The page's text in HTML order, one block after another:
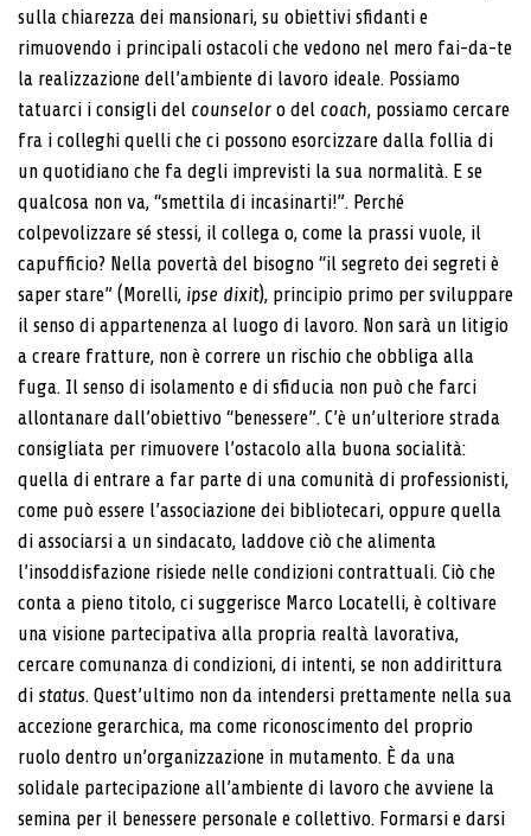
sulla chiarezza dei mansionari, su obiettivi sfidanti e
rimuovendo i principali ostacoli che vedono nel mero fai-da-te
la realizzazione dell’ambiente di lavoro ideale. Possiamo
tatuarci i consigli del counselor o del coach, possiamo cercare
fra i colleghi quelli che ci possono esorcizzare dalla follia di
un quotidiano che fa degli imprevisti la sua normalità. E se
qualcosa non va, “smettila di incasinarti!”. Perché
colpevolizzare sé stessi, il collega o, come la prassi vuole, il
capufficio? Nella povertà del bisogno “il segreto dei segreti è
saper stare” (Morelli, ipse dixit), principio primo per sviluppare
il senso di appartenenza al luogo di lavoro. Non sarà un litigio
a creare fratture, non è correre un rischio che obbliga alla
fuga. Il senso di isolamento e di sfiducia non può che farci
allontanare dall’obiettivo “benessere”. C’è un’ulteriore strada
consigliata per rimuovere l’ostacolo alla buona socialità:
quella di entrare a far parte di una comunità di professionisti,
come può essere l’associazione dei bibliotecari, oppure quella
di associarsi a un sindacato, laddove ciò che alimenta
l’insoddisfazione risiede nelle condizioni contrattuali. Ciò che
conta a pieno titolo, ci suggerisce Marco Locatelli, è coltivare
una visione partecipativa alla propria realtà lavorativa,
cercare comunanza di condizioni, di intenti, se non addirittura
di status. Quest’ultimo non da intendersi prettamente nella sua
accezione gerarchica, ma come riconoscimento del proprio
ruolo dentro un’organizzazione in mutamento. È da una
solidale partecipazione all’ambiente di lavoro che avviene la
semina per il benessere personale e collettivo. Formarsi e darsi